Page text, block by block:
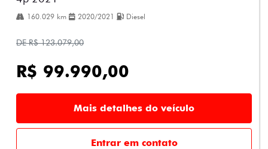
160.029 km 2020/2021 Diesel
DE R$ 123.079,00
R$ 99.990,00
Mais detalhes do veículo
Entrar em contato